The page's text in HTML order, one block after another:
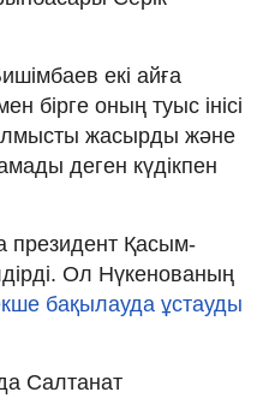
екі айға
бірге оның туыс інісі
жасырды және
деген күдікпен
президент Қасым-
Ол Нүкенованың
бақылауда ұстауды
Салтанат